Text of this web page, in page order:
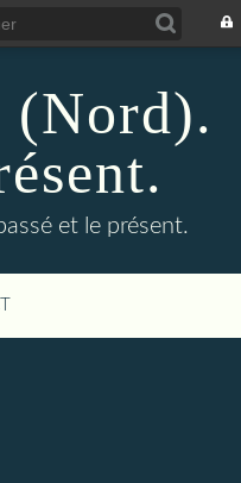
et le présent.